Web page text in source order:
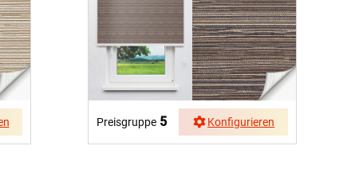
Preisgruppe 5 Konfigurieren